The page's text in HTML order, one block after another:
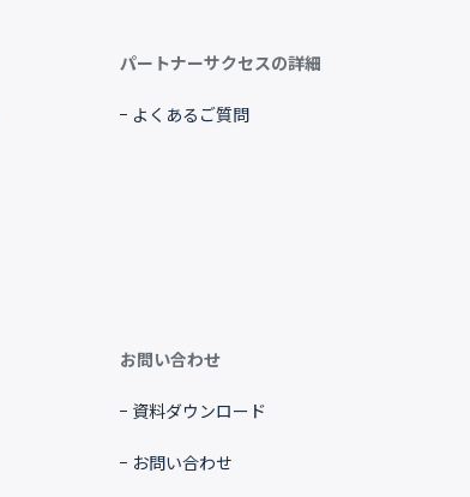
パートナーサクセスの詳細
よくあるご質問
お問い合わせ
資料ダウンロード
お問い合わせ